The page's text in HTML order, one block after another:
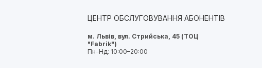
ЦЕНТР ОБСЛУГОВУВАННЯ АБОНЕНТІВ
м. Львів, вул. Стрийська, 45 (ТОЦ
"Fabrik")
Пн–Нд: 10:00–20:00